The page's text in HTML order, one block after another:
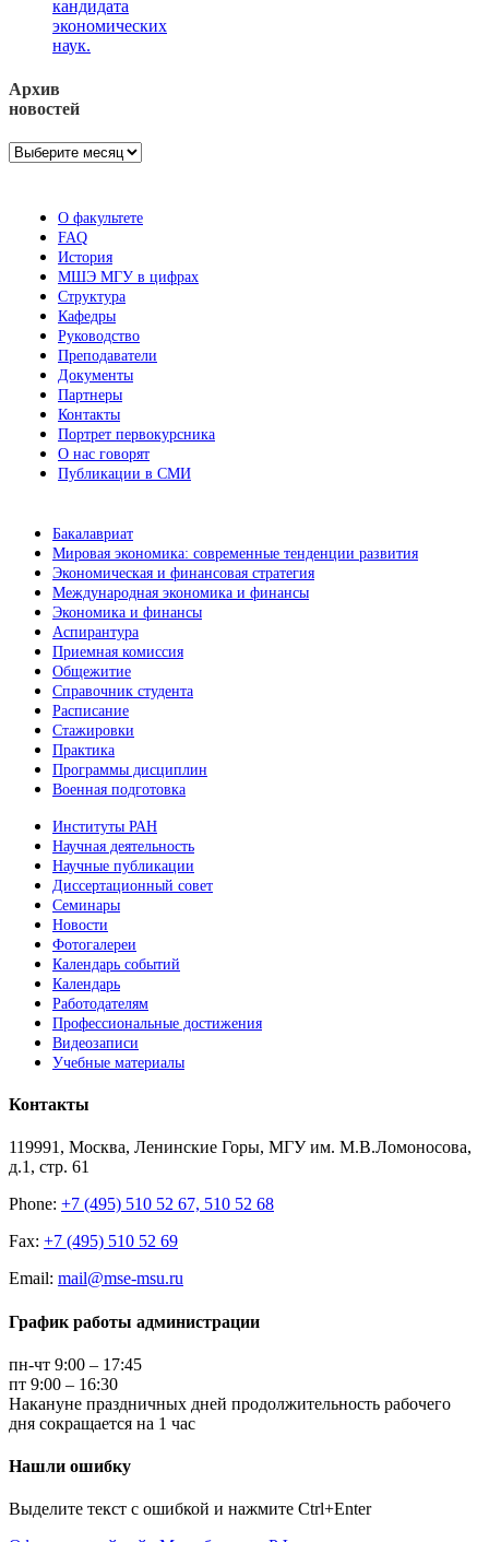
кандидата
экономических
наук.
Архив
новостей
Архив
О факультете
FAQ
История
МШЭ МГУ в цифрах
Структура
Кафедры
Руководство
Преподаватели
Документы
Партнеры
Контакты
Портрет первокурсника
О нас говорят
Публикации в СМИ
Бакалавриат
Мировая экономика: современные тенденции развития
Экономическая и финансовая стратегия
Международная экономика и финансы
Экономика и финансы
Аспирантура
Приемная комиссия
Общежитие
Справочник студента
Расписание
Стажировки
Практика
Программы дисциплин
Военная подготовка
Институты РАН
Научная деятельность
Научные публикации
Диссертационный совет
Семинары
Новости
Фотогалереи
Календарь событий
Календарь
Работодателям
Профессиональные достижения
Видеозаписи
Учебные материалы
Контакты
119991, Москва, Ленинские Горы, МГУ им. М.В.Ломоносова,
д.1, стр. 61
Phone: +7 (495) 510 52 67, 510 52 68
Fax: +7 (495) 510 52 69
Email: mail@mse-msu.ru
График работы администрации
пн-чт 9:00 – 17:45
пт 9:00 – 16:30
Накануне праздничных дней продолжительность рабочего
дня сокращается на 1 час
Нашли ошибку
Выделите текст с ошибкой и нажмите Ctrl+Enter